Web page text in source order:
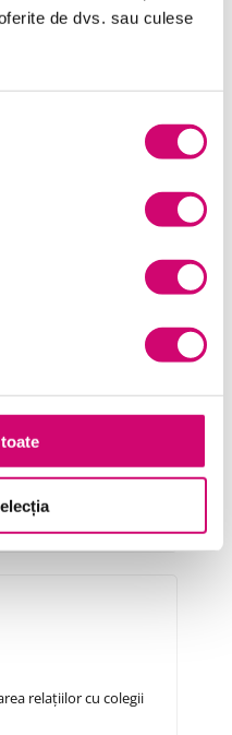
de dvs. sau culese
relațiilor cu colegii